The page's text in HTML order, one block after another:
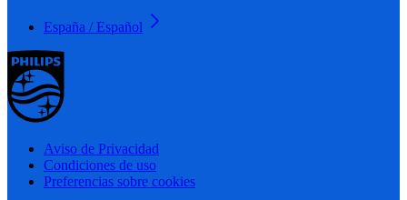
España / Español
Aviso de Privacidad
Condiciones de uso
Preferencias sobre cookies